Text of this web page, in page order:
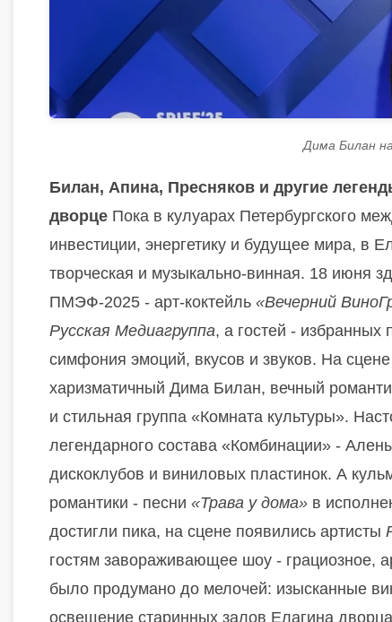
Дима Билан
Билан, Апина, Пресняков и другие
дворце Пока в кулуарах Петербургского
инвестиции, энергетику и будущее мира, в
творческая и музыкально-винная. 18 июня
ПМЭФ-2025 - арт-коктейль «Вечерний
Русская Медиагруппа, а гостей -
симфония эмоций, вкусов и звуков. На
харизматичный Дима Билан, вечный
и стильная группа «Комната культуры».
легендарного состава «Комбинации» -
дискоклубов и виниловых пластинок. А
романтики - песни «Трава у дома» в
достигли пика, на сцене появились артисты
гостям завораживающее шоу - грациозное,
было продумано до мелочей: изысканные
освещение старинных залов Елагина